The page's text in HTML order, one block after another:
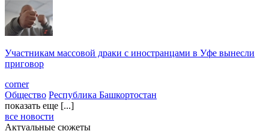
Участникам массовой драки с иностранцами в Уфе вынесли
приговор
corner
Общество Республика Башкортостан
показать еще [...]
все новости
Актуальные сюжеты